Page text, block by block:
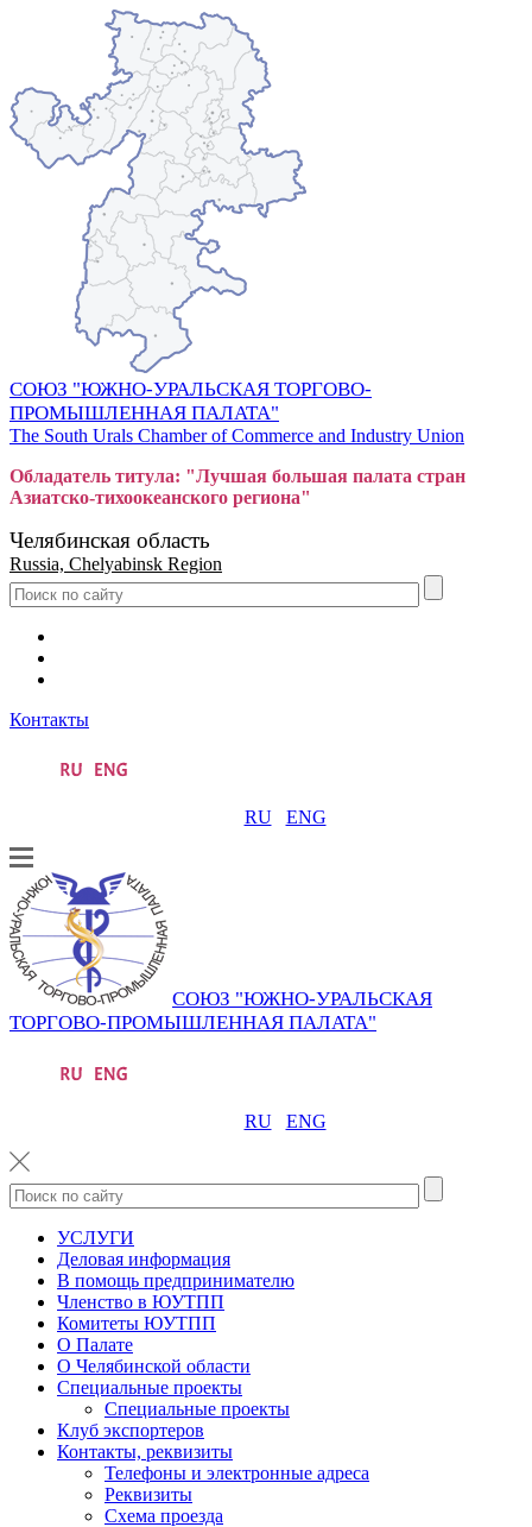
СОЮЗ "ЮЖНО-УРАЛЬСКАЯ ТОРГОВО-
ПРОМЫШЛЕННАЯ ПАЛАТА"
The South Urals Chamber of Commerce and Industry Union
Обладатель титула: "Лучшая большая палата стран
Азиатско-тихоокеанского региона"
Челябинская область
Russia, Chelyabinsk Region
Контакты
RU ENG
СОЮЗ "ЮЖНО-УРАЛЬСКАЯ
ТОРГОВО-ПРОМЫШЛЕННАЯ ПАЛАТА"
RU ENG
УСЛУГИ
Деловая информация
В помощь предпринимателю
Членство в ЮУТПП
Комитеты ЮУТПП
О Палате
О Челябинской области
Специальные проекты
Специальные проекты
Клуб экспортеров
Контакты, реквизиты
Телефоны и электронные адреса
Реквизиты
Схема проезда